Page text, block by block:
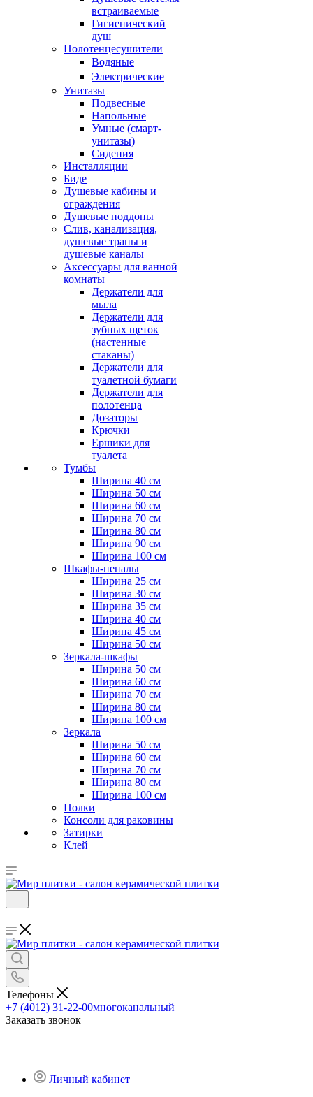
встраиваемые
Гигиенический
душ
Полотенцесушители
ㅤВодяные
ㅤЭлектрические
Унитазы
Подвесные
Напольные
Умные (смарт-
унитазы)
Сидения
Инсталляции
Биде
Душевые кабины и
ограждения
Душевые поддоны
Слив, канализация,
душевые трапы и
душевые каналы
Аксессуары для ванной
комнаты
Держатели для
мыла
Держатели для
зубных щеток
(настенные
стаканы)
Держатели для
туалетной бумаги
Держатели для
полотенца
Дозаторы
Крючки
Ершики для
туалета
Тумбы
Ширина 40 см
Ширина 50 см
Ширина 60 см
Ширина 70 см
Ширина 80 см
Ширина 90 см
Ширина 100 см
Шкафы-пеналы
Ширина 25 см
Ширина 30 см
Ширина 35 см
Ширина 40 см
Ширина 45 см
Ширина 50 см
Зеркала-шкафы
Ширина 50 см
Ширина 60 см
Ширина 70 см
Ширина 80 см
Ширина 100 см
Зеркала
Ширина 50 см
Ширина 60 см
Ширина 70 см
Ширина 80 см
Ширина 100 см
Полки
Консоли для раковины
Затирки
Клей
Телефоны
+7 (4012) 31-22-00многоканальный
Заказать звонок
Личный кабинет